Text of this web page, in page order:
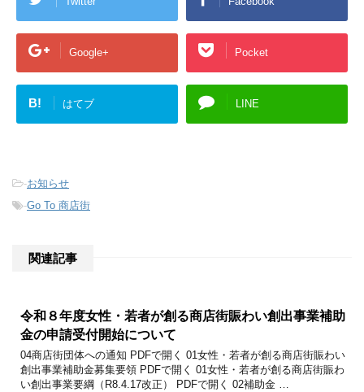
Google+ Pocket
B! はてブ LINE
-お知らせ
-Go To 商店街
関連記事
令和８年度女性・若者が創る商店街賑わい創出事業補助
金の申請受付開始について
04商店街団体への通知 PDFで開く 01女性・若者が創る商店街賑わい
創出事業補助金募集要領 PDFで開く 01女性・若者が創る商店街賑わ
い創出事業要綱（R8.4.17改正） PDFで開く 02補助金 …